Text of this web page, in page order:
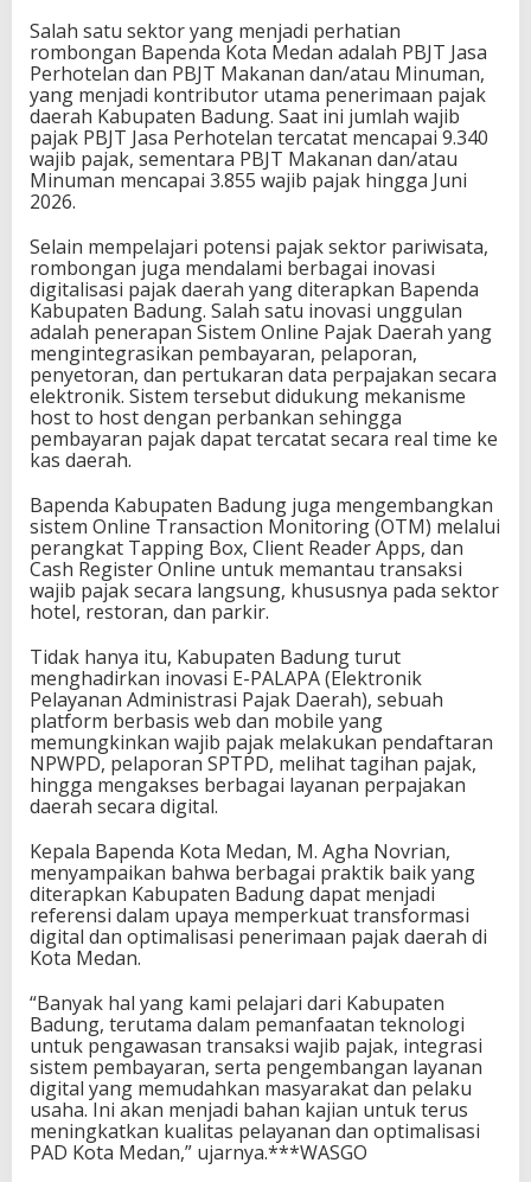
Salah satu sektor yang menjadi perhatian
rombongan Bapenda Kota Medan adalah PBJT Jasa
Perhotelan dan PBJT Makanan dan/atau Minuman,
yang menjadi kontributor utama penerimaan pajak
daerah Kabupaten Badung. Saat ini jumlah wajib
pajak PBJT Jasa Perhotelan tercatat mencapai 9.340
wajib pajak, sementara PBJT Makanan dan/atau
Minuman mencapai 3.855 wajib pajak hingga Juni
2026.
Selain mempelajari potensi pajak sektor pariwisata,
rombongan juga mendalami berbagai inovasi
digitalisasi pajak daerah yang diterapkan Bapenda
Kabupaten Badung. Salah satu inovasi unggulan
adalah penerapan Sistem Online Pajak Daerah yang
mengintegrasikan pembayaran, pelaporan,
penyetoran, dan pertukaran data perpajakan secara
elektronik. Sistem tersebut didukung mekanisme
host to host dengan perbankan sehingga
pembayaran pajak dapat tercatat secara real time ke
kas daerah.
Bapenda Kabupaten Badung juga mengembangkan
sistem Online Transaction Monitoring (OTM) melalui
perangkat Tapping Box, Client Reader Apps, dan
Cash Register Online untuk memantau transaksi
wajib pajak secara langsung, khususnya pada sektor
hotel, restoran, dan parkir.
Tidak hanya itu, Kabupaten Badung turut
menghadirkan inovasi E-PALAPA (Elektronik
Pelayanan Administrasi Pajak Daerah), sebuah
platform berbasis web dan mobile yang
memungkinkan wajib pajak melakukan pendaftaran
NPWPD, pelaporan SPTPD, melihat tagihan pajak,
hingga mengakses berbagai layanan perpajakan
daerah secara digital.
Kepala Bapenda Kota Medan, M. Agha Novrian,
menyampaikan bahwa berbagai praktik baik yang
diterapkan Kabupaten Badung dapat menjadi
referensi dalam upaya memperkuat transformasi
digital dan optimalisasi penerimaan pajak daerah di
Kota Medan.
“Banyak hal yang kami pelajari dari Kabupaten
Badung, terutama dalam pemanfaatan teknologi
untuk pengawasan transaksi wajib pajak, integrasi
sistem pembayaran, serta pengembangan layanan
digital yang memudahkan masyarakat dan pelaku
usaha. Ini akan menjadi bahan kajian untuk terus
meningkatkan kualitas pelayanan dan optimalisasi
PAD Kota Medan,” ujarnya.***WASGO